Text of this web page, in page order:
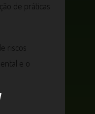
de práticas
riscos
e o